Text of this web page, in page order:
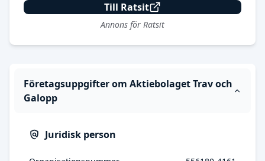
Till Ratsit
Annons för Ratsit
Företagsuppgifter om Aktiebolaget Trav och
Galopp
Juridisk person